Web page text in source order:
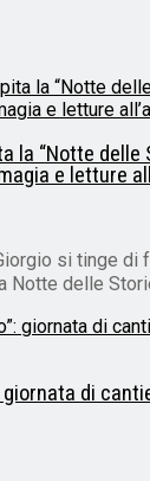
la “Notte delle
e letture
si tinge di
Notte delle
giornata di